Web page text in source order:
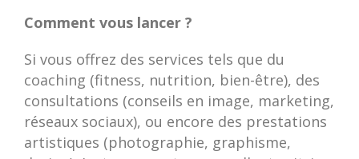
Comment vous lancer ?
Si vous offrez des services tels que du
coaching (fitness, nutrition, bien-être), des
consultations (conseils en image, marketing,
réseaux sociaux), ou encore des prestations
artistiques (photographie, graphisme,